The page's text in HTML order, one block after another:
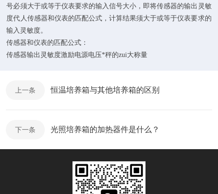
号必须大于或等于仪表要求的输入信号大小，即将传感器的输出灵敏
度代人传感器和仪表的匹配公式，计算结果须大于或等于仪表要求的
输入灵敏度。
传感器和仪表的匹配公式：
传感器输出灵敏度激励电源电压*秤的zui大称量
上一条 恒温培养箱与其他培养箱的区别
下一条 光照培养箱的加热器件是什么？